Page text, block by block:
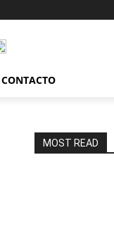
CONTACTO
MOST READ